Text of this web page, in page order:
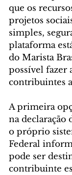
que os
projetos
simples,
plataforma
do Marista
possível fazer
contribuintes
A primeira
na declaração
o próprio
Federal
pode ser
contribuinte